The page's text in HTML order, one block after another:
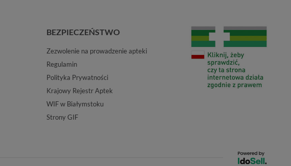
BEZPIECZEŃSTWO
Zezwolenie na prowadzenie apteki
Regulamin
Polityka Prywatności
Krajowy Rejestr Aptek
WIF w Białymstoku
Strony GIF